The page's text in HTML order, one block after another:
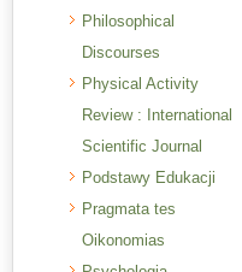
Philosophical
Discourses
Physical Activity
Review : International
Scientific Journal
Podstawy Edukacji
Pragmata tes
Oikonomias